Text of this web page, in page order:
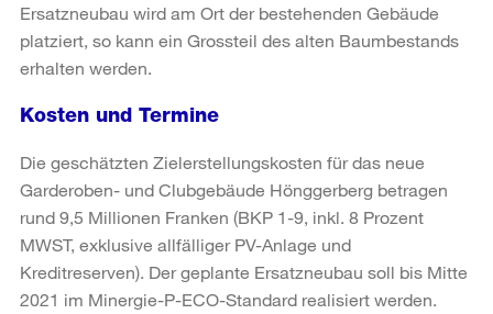
Ersatzneubau wird am Ort der bestehenden Gebäude
platziert, so kann ein Grossteil des alten Baumbestands
erhalten werden.
Kosten und Termine
Die geschätzten Zielerstellungskosten für das neue
Garderoben- und Clubgebäude Hönggerberg betragen
rund 9,5 Millionen Franken (BKP 1-9, inkl. 8 Prozent
MWST, exklusive allfälliger PV-Anlage und
Kreditreserven). Der geplante Ersatzneubau soll bis Mitte
2021 im Minergie-P-ECO-Standard realisiert werden.